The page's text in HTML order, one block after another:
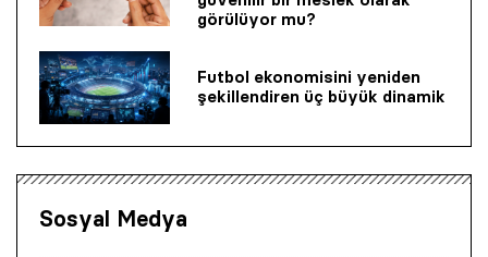
görülüyor mu?
Futbol ekonomisini yeniden
şekillendiren üç büyük dinamik
Sosyal Medya